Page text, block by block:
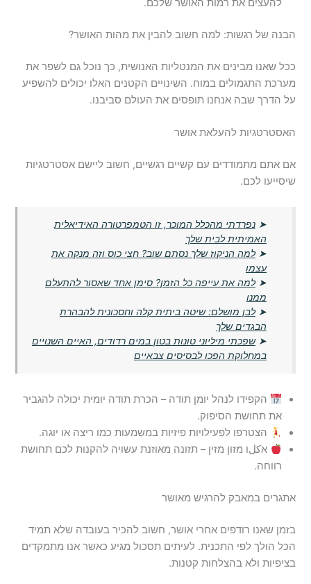
להעצים את רמות האושר שלכם.
הבנה של רגשות: למה חשוב להבין את מהות האושר?
ככל שאנו מבינים את המנטליות האנושית, כך נוכל גם לשפר את
מערכת התגמולים במוח. השינויים הקטנים האלו יכולים להשפיע
על הדרך שבה אנחנו תופסים את העולם סביבנו.
האסטרטגיות להעלאת אושר
אם אתם מתמודדים עם קשיים רגשיים, חשוב ליישם אסטרטגיות
שיסייעו לכם.
➤נפרדתי מהכלל המוכר, זו הטמפרטורה האידיאלית
האמיתית לבית שלך
➤למה הניקוז שלך נסתם שוב? חצי כוס וזה מנקה את
עצמו
➤למה את עייפה כל הזמן? סימן אחד שאסור להתעלם
ממנו
➤לבן מושלם: שיטה ביתית קלה וחסכונית להבהרת
הבגדים שלך
➤שפכתי מיליוני טונות בטון במים רדודים, האיים השנויים
במחלוקת הפכו לבסיסים צבאיים
הקפידו לנהל יומן תודה – הכרת תודה יומית יכולה להגביר
את תחושת הסיפוק.
הצטרפו לפעילויות פיזיות במשמעות כמו ריצה או יוגה.
אكلו מזון מזין – תזונה מאוזנת עשויה להקנות לכם תחושת
רווחה.
אתגרים במאבק להרגיש מאושר
בזמן שאנו רודפים אחרי אושר, חשוב להכיר בעובדה שלא תמיד
הכל הולך לפי התכנית. לעיתים תסכול מגיע כאשר אנו מתמקדים
בציפיות ולא בהצלחות קטנות.